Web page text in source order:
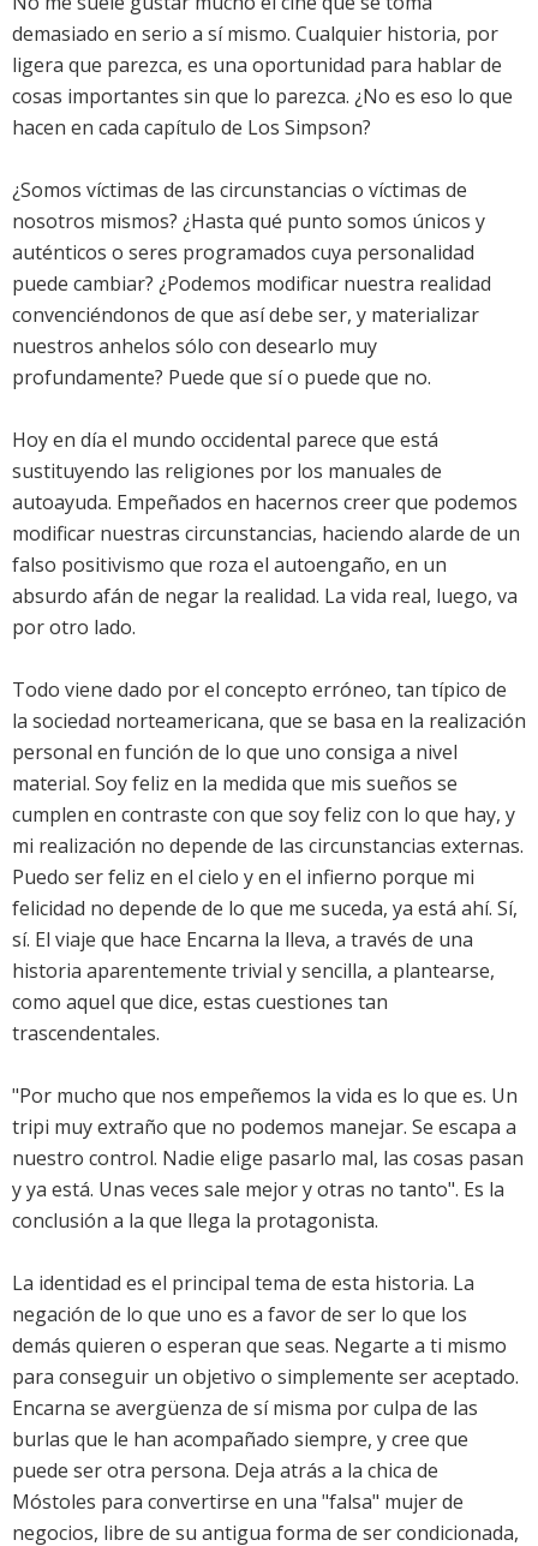
demasiado en serio a sí mismo. Cualquier historia, por
ligera que parezca, es una oportunidad para hablar de
cosas importantes sin que lo parezca. ¿No es eso lo que
hacen en cada capítulo de Los Simpson?
¿Somos víctimas de las circunstancias o víctimas de
nosotros mismos? ¿Hasta qué punto somos únicos y
auténticos o seres programados cuya personalidad
puede cambiar? ¿Podemos modificar nuestra realidad
convenciéndonos de que así debe ser, y materializar
nuestros anhelos sólo con desearlo muy
profundamente? Puede que sí o puede que no.
Hoy en día el mundo occidental parece que está
sustituyendo las religiones por los manuales de
autoayuda. Empeñados en hacernos creer que podemos
modificar nuestras circunstancias, haciendo alarde de un
falso positivismo que roza el autoengaño, en un
absurdo afán de negar la realidad. La vida real, luego, va
por otro lado.
Todo viene dado por el concepto erróneo, tan típico de
la sociedad norteamericana, que se basa en la realización
personal en función de lo que uno consiga a nivel
material. Soy feliz en la medida que mis sueños se
cumplen en contraste con que soy feliz con lo que hay, y
mi realización no depende de las circunstancias externas.
Puedo ser feliz en el cielo y en el infierno porque mi
felicidad no depende de lo que me suceda, ya está ahí. Sí,
sí. El viaje que hace Encarna la lleva, a través de una
historia aparentemente trivial y sencilla, a plantearse,
como aquel que dice, estas cuestiones tan
trascendentales.
"Por mucho que nos empeñemos la vida es lo que es. Un
tripi muy extraño que no podemos manejar. Se escapa a
nuestro control. Nadie elige pasarlo mal, las cosas pasan
y ya está. Unas veces sale mejor y otras no tanto". Es la
conclusión a la que llega la protagonista.
La identidad es el principal tema de esta historia. La
negación de lo que uno es a favor de ser lo que los
demás quieren o esperan que seas. Negarte a ti mismo
para conseguir un objetivo o simplemente ser aceptado.
Encarna se avergüenza de sí misma por culpa de las
burlas que le han acompañado siempre, y cree que
puede ser otra persona. Deja atrás a la chica de
Móstoles para convertirse en una "falsa" mujer de
negocios, libre de su antigua forma de ser condicionada,